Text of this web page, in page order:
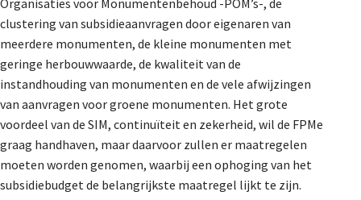
clustering van subsidieaanvragen door eigenaren van
meerdere monumenten, de kleine monumenten met
geringe herbouwwaarde, de kwaliteit van de
instandhouding van monumenten en de vele afwijzingen
van aanvragen voor groene monumenten. Het grote
voordeel van de SIM, continuïteit en zekerheid, wil de FPMe
graag handhaven, maar daarvoor zullen er maatregelen
moeten worden genomen, waarbij een ophoging van het
subsidiebudget de belangrijkste maatregel lijkt te zijn.